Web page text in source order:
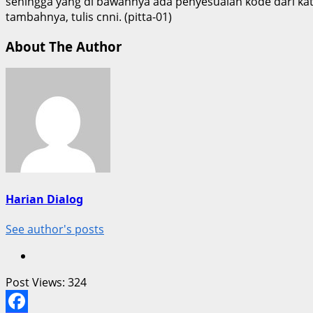
tambahnya, tulis cnni. (pitta-01)
About The Author
Harian Dialog
See author's posts
Post Views: 324